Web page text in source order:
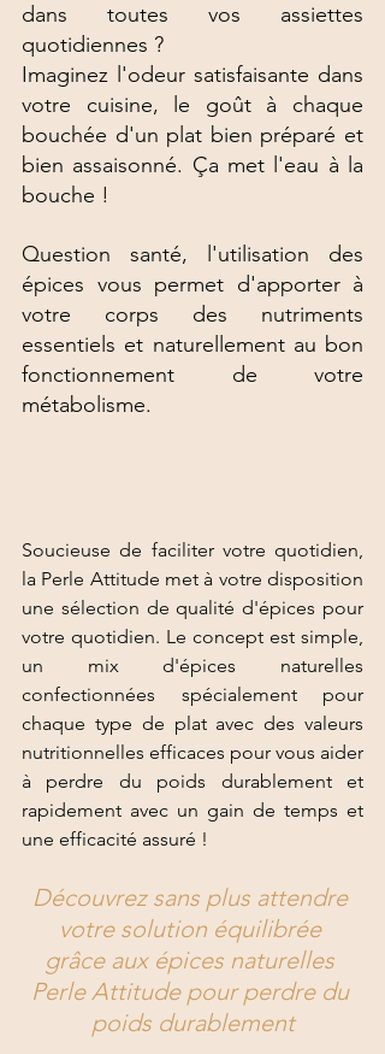
dans toutes vos assiettes
quotidiennes ?
Imaginez l'odeur satisfaisante dans
votre cuisine, le goût à chaque
bouchée d'un plat bien préparé et
bien assaisonné. Ça met l'eau à la
bouche !
Question santé, l'utilisation des
épices vous permet d'apporter à
votre corps des nutriments
essentiels et naturellement au bon
fonctionnement de votre
métabolisme.
Soucieuse de faciliter votre quotidien,
la Perle Attitude met à votre disposition
une sélection de qualité d'épices pour
votre quotidien. Le concept est simple,
un mix d'épices naturelles
confectionnées spécialement pour
chaque type de plat avec des valeurs
nutritionnelles efficaces pour vous aider
à perdre du poids durablement et
rapidement avec un gain de temps et
une efficacité assuré !
Découvrez sans plus attendre
votre solution équilibrée
grâce aux épices naturelles
Perle Attitude pour perdre du
poids durablement